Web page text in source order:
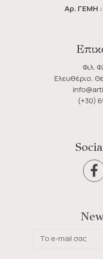
Αρ. ΓΕΜΗ :
Φιλ.
Ελευθέριο,
(+30)